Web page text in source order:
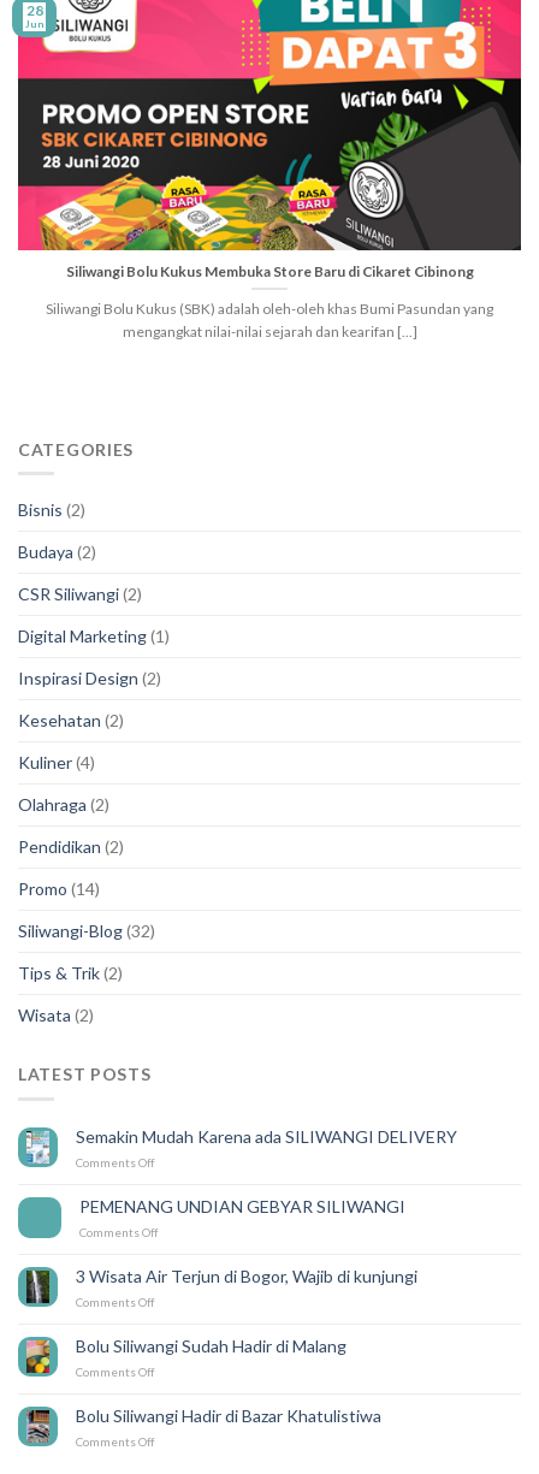
CATEGORIES
Bisnis (2)
Budaya (2)
CSR Siliwangi(2)
Digital Marketing(1)
Inspirasi Design (2)
Kesehatan (2)
Kuliner(4)
Olahraga (2)
Pendidikan (2)
Promo (14)
Siliwangi-Blog(32)
Tips & Trik(2)
Wisata (2)
LATEST POSTS
Semakin Mudah Karena ada SILIWANGI DELIVERY
Comments Offon
Karena
ada
DELIVERY
PEMENANG UNDIAN GEBYAR SILIWANGI
Comments Offon
GEBYAR
3 Wisata Air Terjun di Bogor, Wajib di kunjungi
Comments Offon
Air
Terjun
Bogor,
Wajib
di
Bolu Siliwangi Sudah Hadir di Malang
Comments Offon
Sudah
Hadir
Bolu Siliwangi Hadir di Bazar Khatulistiwa
Comments Offon
Siliwangi Bolu Kukus Membuka Store Baru di Cikaret Cibinong
Siliwangi Bolu Kukus (SBK) adalah oleh-oleh khas Bumi Pasundan yang
mengangkat nilai-nilai sejarah dan kearifan [...]
28
Jun